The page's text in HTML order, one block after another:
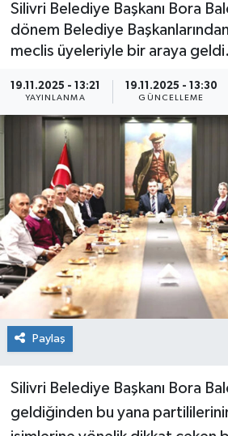
Silivri Belediye Başkanı Bora
dönem Belediye
meclis üyeleriyle bir araya geldi.
19.11.2025 - 13:21
YAYINLANMA
19.11.2025 - 13:30
GÜNCELLEME
Paylaş
Silivri Belediye Başkanı Bora
geldiğinden bu yana
Süper Lig Puan Durumu ve
Son Dakika Haberleri
Haber Arşivi